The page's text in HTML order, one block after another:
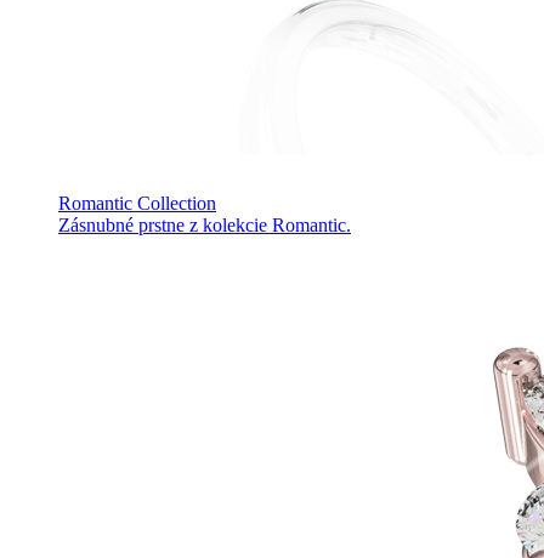
Romantic Collection
Zásnubné prstne z kolekcie Romantic.